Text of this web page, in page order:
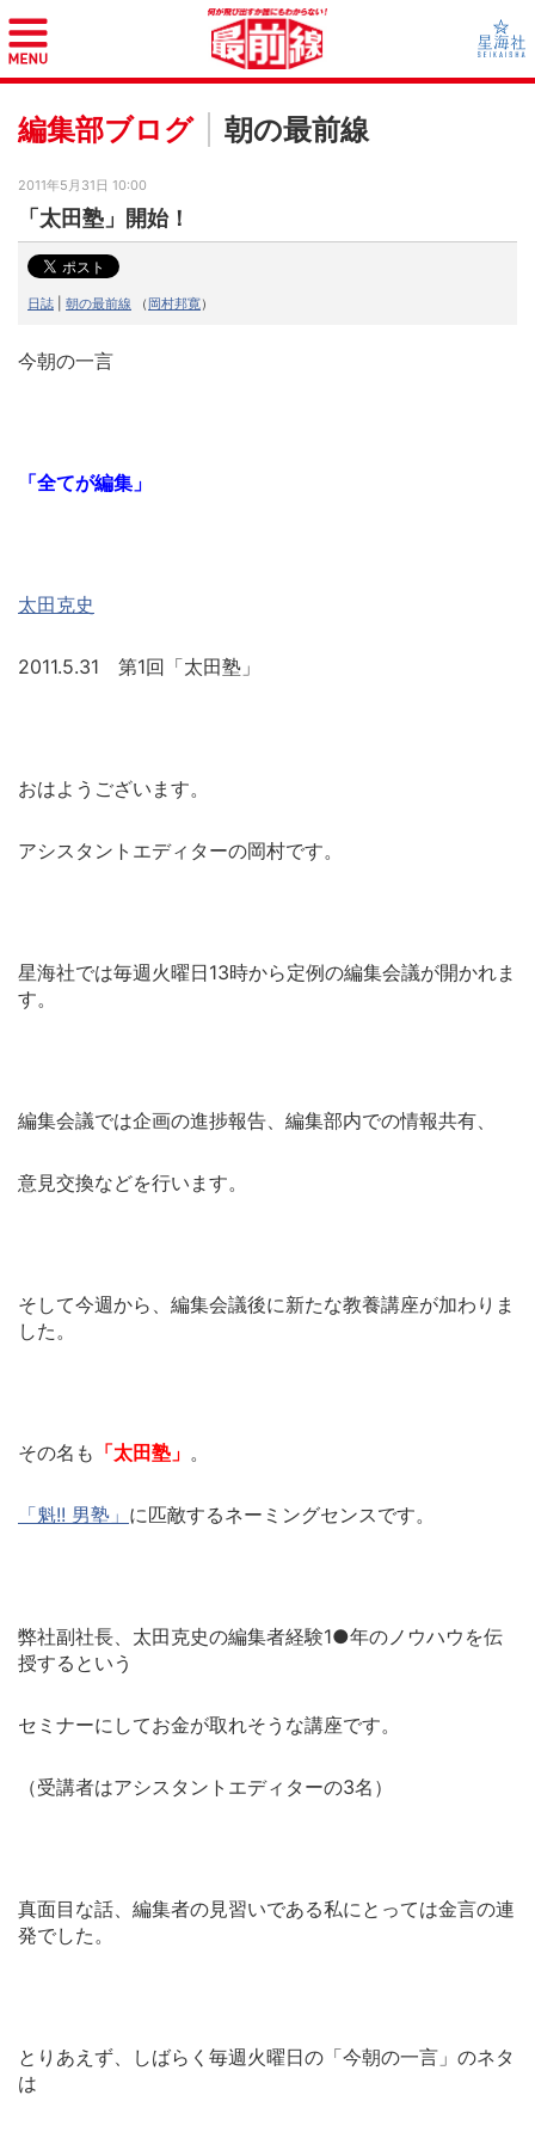
編集部ブログ 朝の最前線
2011年5月31日 10:00
「太田塾」開始！
日誌 朝の最前線 （ 岡村邦寛）
今朝の一言
「全てが編集」
太田克史
2011.5.31 第1回「太田塾」
おはようございます。
アシスタントエディターの岡村です。
星海社では毎週火曜日13時から定例の編集会議が開かれま
す。
編集会議では企画の進捗報告、編集部内での情報共有、
意見交換などを行います。
そして今週から、編集会議後に新たな教養講座が加わりま
した。
その名も 「太田塾」 。
「魁!! 男塾」 に匹敵するネーミングセンスです。
弊社副社長、太田克史の編集者経験1●年のノウハウを伝
授するという
セミナーにしてお金が取れそうな講座です。
（受講者はアシスタントエディターの3名）
真面目な話、編集者の見習いである私にとっては金言の連
発でした。
とりあえず、しばらく毎週火曜日の「今朝の一言」のネタ
は